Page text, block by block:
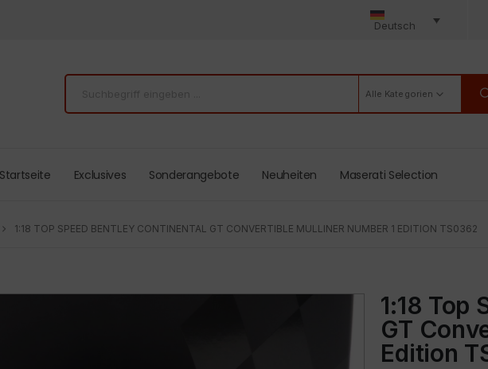
Deutsch
Alle Kategorien
Startseite Exclusives Sonderangebote Neuheiten Maserati Selection
1:18 TOP SPEED BENTLEY CONTINENTAL GT CONVERTIBLE MULLINER NUMBER 1 EDITION TS0362
1:18 Top
GT
Edition